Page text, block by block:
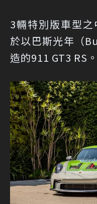
3輛特別版車型
於以巴斯光年（
造的911 GT3 RS。